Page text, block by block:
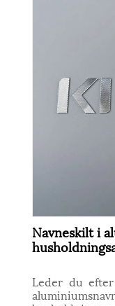
Navneskilt i
Leder du